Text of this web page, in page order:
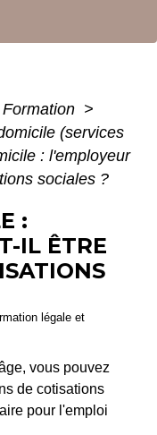
>
(services
: l'employeur
sociales ?
:
IL ÊTRE
légale et
vous pouvez
de cotisations
pour l'emploi